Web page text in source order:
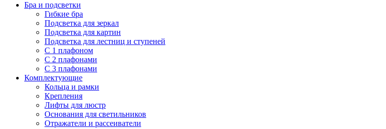
Бра и подсветки
Гибкие бра
Подсветка для зеркал
Подсветка для картин
Подсветка для лестниц и ступеней
С 1 плафоном
С 2 плафонами
С 3 плафонами
Комплектующие
Кольца и рамки
Крепления
Лифты для люстр
Основания для светильников
Отражатели и рассеиватели